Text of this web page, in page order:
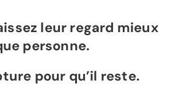
leur regard mieux
personne.
pour qu’il reste.